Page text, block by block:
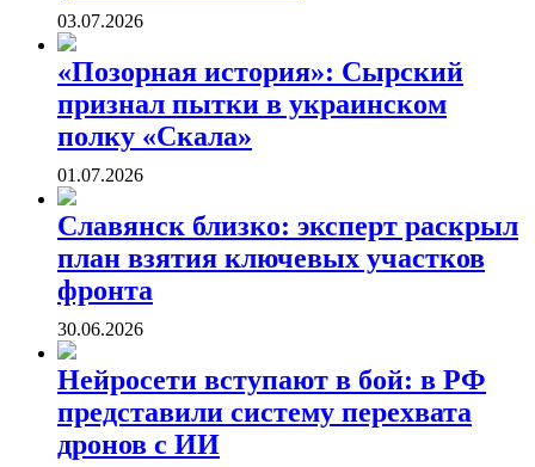
03.07.2026
«Позорная история»: Сырский
признал пытки в украинском
полку «Скала»
01.07.2026
Славянск близко: эксперт раскрыл
план взятия ключевых участков
фронта
30.06.2026
Нейросети вступают в бой: в РФ
представили систему перехвата
дронов с ИИ